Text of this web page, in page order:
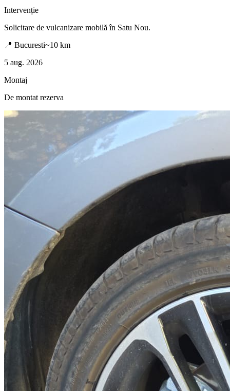
Intervenție
Solicitare de vulcanizare mobilă în Satu Nou.
📍 Bucuresti~10 km
5 aug. 2026
Montaj
De montat rezerva